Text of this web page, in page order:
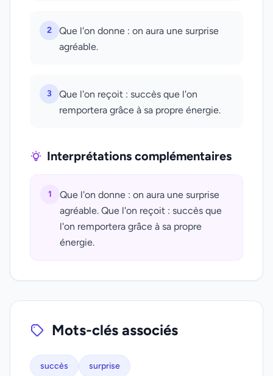
2
Que l'on donne : on aura une surprise
agréable.
3
Que l'on reçoit : succès que l'on
remportera grâce à sa propre énergie.
Interprétations complémentaires
1
Que l'on donne : on aura une surprise
agréable. Que l'on reçoit : succès que
l'on remportera grâce à sa propre
énergie.
Mots-clés associés
succès surprise